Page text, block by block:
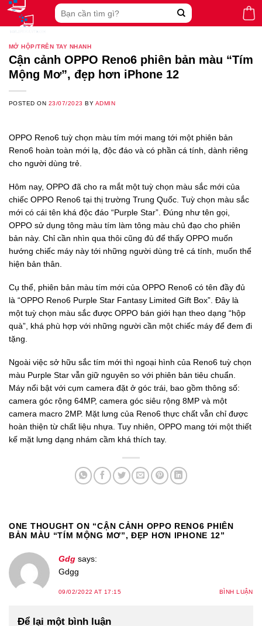
Skip
content
Search
for:
MỞ HỘP/TRÊN TAY NHANH
Cận cảnh OPPO Reno6 phiên bản màu “Tím
Mộng Mơ”, đẹp hơn iPhone 12
POSTED ON 23/07/2023 BY ADMIN
OPPO Reno6 tuỳ chọn màu tím mới mang tới một phiên bản
Reno6 hoàn toàn mới lạ, độc đáo và có phần cá tính, dành riêng
cho người dùng trẻ.
Hôm nay, OPPO đã cho ra mắt một tuỳ chọn màu sắc mới của
chiếc OPPO Reno6 tại thị trường Trung Quốc. Tuỳ chọn màu sắc
mới có cái tên khá độc đáo “Purple Star”. Đúng như tên gọi,
OPPO sử dụng tông màu tím làm tông màu chủ đạo cho phiên
bản này. Chỉ cần nhìn qua thôi cũng đủ để thấy OPPO muốn
hướng chiếc máy này tới những người dùng trẻ cá tính, muốn thể
hiện bản thân.
Cụ thể, phiên bản màu tím mới của OPPO Reno6 có tên đầy đủ
là “OPPO Reno6 Purple Star Fantasy Limited Gift Box”. Đây là
một tuỳ chọn màu sắc được OPPO bán giới hạn theo dạng “hộp
quà”, khá phù hợp với những người cần một chiếc máy để đem đi
tặng.
Ngoài việc sở hữu sắc tím mới thì ngoại hình của Reno6 tuỳ chọn
màu Purple Star vẫn giữ nguyên so với phiên bản tiêu chuẩn.
Máy nổi bật với cụm camera đặt ở góc trái, bao gồm thông số:
camera góc rộng 64MP, camera góc siêu rộng 8MP và một
camera macro 2MP. Mặt lưng của Reno6 thực chất vẫn chỉ được
hoàn thiện từ chất liệu nhựa. Tuy nhiên, OPPO mang tới một thiết
kế mặt lưng dạng nhám cầm khá thích tay.
ONE THOUGHT ON “CẬN CẢNH OPPO RENO6 PHIÊN
BẢN MÀU “TÍM MỘNG MƠ”, ĐẸP HƠN IPHONE 12”
Gdg says:
Gdgg
09/02/2022 AT 17:15 BÌNH LUẬN
Để lại một bình luận